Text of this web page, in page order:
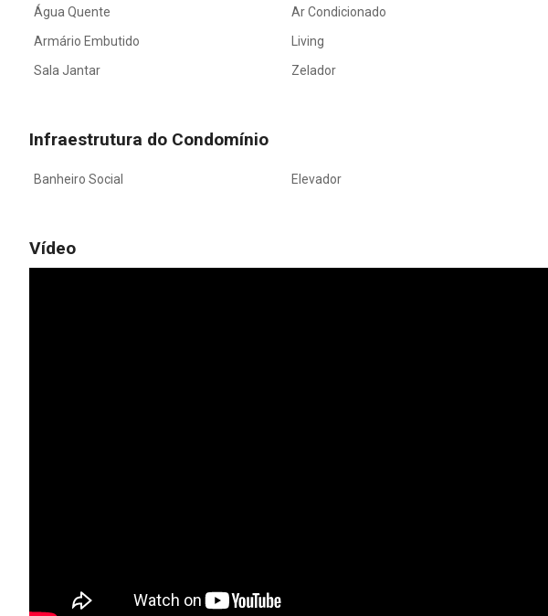
Água Quente Ar Condicionado
Armário Embutido
Living
Sala Jantar
Zelador
Infraestrutura do Condomínio
Banheiro Social Elevador
Vídeo